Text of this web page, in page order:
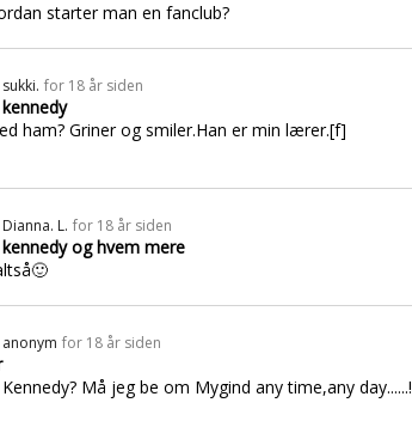
starter man en fanclub?
sukki. for 18 år siden
ham? Griner og smiler.Han er min lærer.[f]
Dianna. L. for 18 år siden
og hvem mere
anonym for 18 år siden
Må jeg be om Mygind any time,any day......!